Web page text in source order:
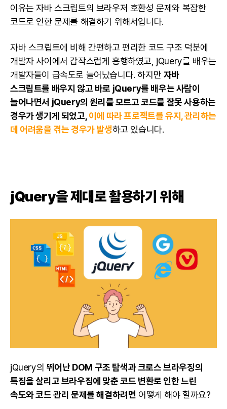
이유는 자바 스크립트의 브라우저 호환성 문제와 복잡한
코드로 인한 문제를 해결하기 위해서입니다.
자바 스크립트에 비해 간편하고 편리한 코드 구조 덕분에
개발자 사이에서 갑작스럽게 흥행하였고, jQuery를 배우는
개발자들이 급속도로 늘어났습니다. 하지만 자바
스크립트를 배우지 않고 바로 jQuery를 배우는 사람이
늘어나면서 jQuery의 원리를 모르고 코드를 잘못 사용하는
경우가 생기게 되었고, 이에 따라프로젝트를 유지, 관리하는
데 어려움을 겪는 경우가 발생하고 있습니다.
jQuery을 제대로 활용하기 위해
jQuery의 뛰어난 DOM 구조 탐색과 크로스 브라우징의
특징을 살리고 브라우징에 맞춘 코드 변환로 인한 느린
속도와 코드 관리 문제를 해결하려면 어떻게 해야 할까요?